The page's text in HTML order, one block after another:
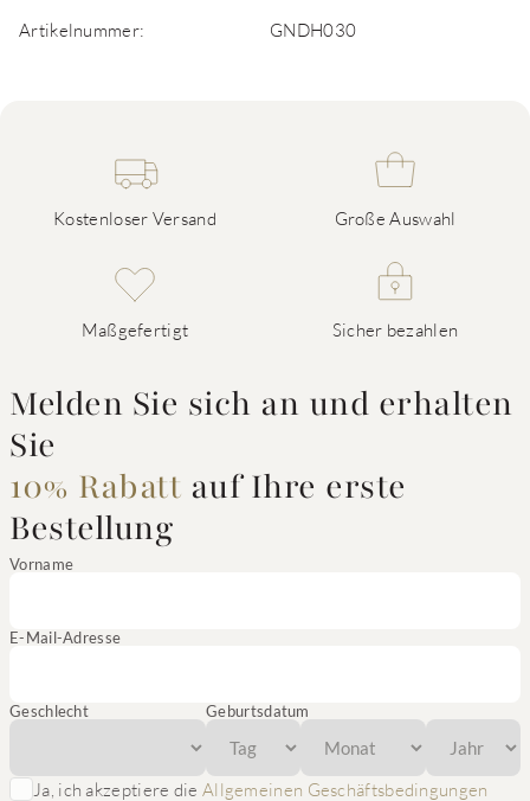
Artikelnummer: GNDH030
Kostenloser Versand Große Auswahl
Maßgefertigt Sicher bezahlen
Melden Sie sich an und erhalten
Sie
10% Rabatt auf Ihre erste
Bestellung
Vorname
E-Mail-Adresse
Geschlecht Geburtsdatum
Ja, ich akzeptiere die Allgemeinen Geschäftsbedingungen